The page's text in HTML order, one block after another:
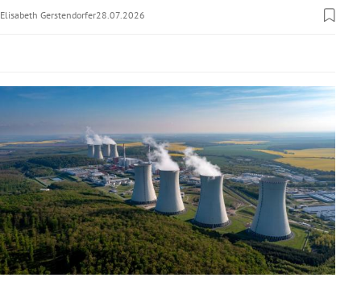
Untermenü
Untermenü
Untermenü
Elisabeth Gerstendorfer28.07.2026